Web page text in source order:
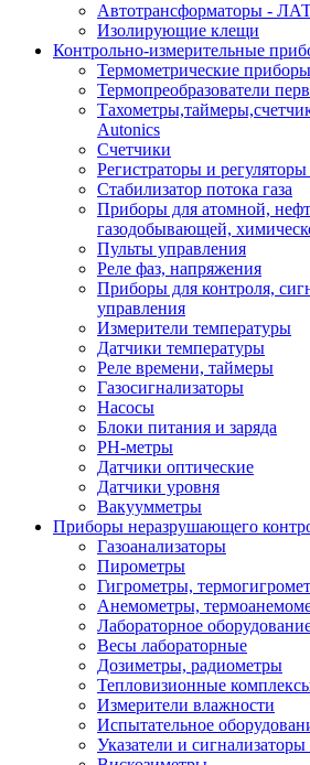
Автотрансформаторы -
Изолирующие клещи
Контрольно-измерительные
Термометрические приборы
Термопреобразователи
Autonics
Счетчики
Регистраторы и
Стабилизатор потока газа
Приборы для атомной,
газодобывающей,
Пульты управления
Реле фаз, напряжения
Приборы для контроля,
управления
Измерители температуры
Датчики температуры
Реле времени, таймеры
Газосигнализаторы
Насосы
Блоки питания и заряда
PH-метры
Датчики оптические
Датчики уровня
Вакуумметры
Приборы неразрушающего
Газоанализаторы
Пирометры
Гигрометры,
Анемометры,
Лабораторное
Весы лабораторные
Дозиметры, радиометры
Тепловизионные
Измерители влажности
Испытательное
Указатели и